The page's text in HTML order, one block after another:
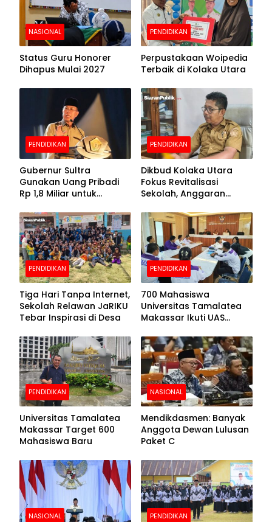
NASIONAL
Status Guru Honorer
Dihapus Mulai 2027
PENDIDIKAN
Perpustakaan Woipedia
Terbaik di Kolaka Utara
PENDIDIKAN
Gubernur Sultra
Gunakan Uang Pribadi
Rp 1,8 Miliar untuk
Pendaftaran Segera
Dibuka
PENDIDIKAN
Dikbud Kolaka Utara
Fokus Revitalisasi
Sekolah, Anggaran
Miliar
PENDIDIKAN
Tiga Hari Tanpa Internet,
Sekolah Relawan JaRIKU
Tebar Inspirasi di Desa
PENDIDIKAN
700 Mahasiswa
Universitas Tamalatea
Makassar Ikuti UAS
PENDIDIKAN
Universitas Tamalatea
Makassar Target 600
Mahasiswa Baru
NASIONAL
Mendikdasmen: Banyak
Anggota Dewan Lulusan
Paket C
NASIONAL PENDIDIKAN